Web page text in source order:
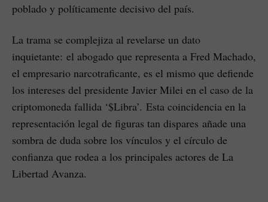
poblado y políticamente decisivo del país.
La trama se complejiza al revelarse un dato
inquietante: el abogado que representa a Fred Machado,
el empresario narcotraficante, es el mismo que defiende
los intereses del presidente Javier Milei en el caso de la
criptomoneda fallida ‘$Libra’. Esta coincidencia en la
representación legal de figuras tan dispares añade una
sombra de duda sobre los vínculos y el círculo de
confianza que rodea a los principales actores de La
Libertad Avanza.